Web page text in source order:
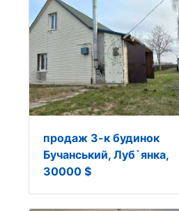
продаж 3-к будинок
Бучанський, Луб`янка,
30000 $